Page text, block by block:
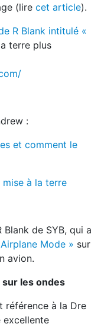
(lire cet article).
R Blank intitulé «
terre plus
:
et comment le
à la terre
de SYB, qui a
Mode » sur
avion.
les ondes
référence à la Dre
excellente